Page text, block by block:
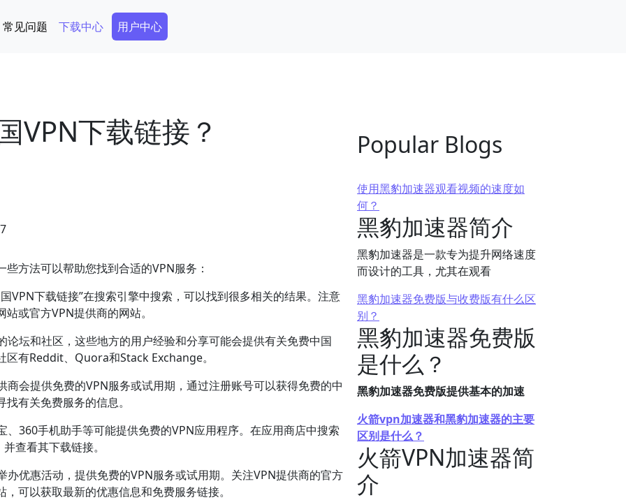
常见问题 下载中心 Secondary Menu
用户中心
VPN下载链接？
方法可以帮助您找到合适的VPN服务：
VPN下载链接”在搜索引擎中搜索，可以找到很多相关的结果。注意
或官方VPN提供商的网站。
论坛和社区，这些地方的用户经验和分享可能会提供有关免费中国
有Reddit、Quora和Stack Exchange。
会提供免费的VPN服务或试用期，通过注册账号可以获得免费的中
有关免费服务的信息。
360手机助手等可能提供免费的VPN应用程序。在应用商店中搜索
查看其下载链接。
优惠活动，提供免费的VPN服务或试用期。关注VPN提供商的官方
可以获取最新的优惠信息和免费服务链接。
Popular Blogs
使用黑豹加速器观看视频的速度如
何？
黑豹加速器简介
黑豹加速器是一款专为提升网络速度
而设计的工具，尤其在观看
黑豹加速器免费版与收费版有什么区
别？
黑豹加速器免费版
是什么？
黑豹加速器免费版提供基本的加速
火箭vpn加速器和黑豹加速器的主要
区别是什么？
火箭VPN加速器简
介